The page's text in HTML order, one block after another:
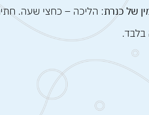
של כנרת: הליכה – כחצי שעה.
בלבד.